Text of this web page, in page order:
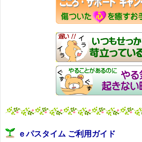
ｅパスタイム ご利用ガイド